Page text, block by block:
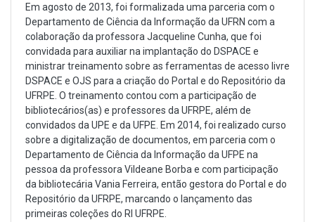
Em agosto de 2013, foi formalizada uma parceria com o
Departamento de Ciência da Informação da UFRN com a
colaboração da professora Jacqueline Cunha, que foi
convidada para auxiliar na implantação do DSPACE e
ministrar treinamento sobre as ferramentas de acesso livre
DSPACE e OJS para a criação do Portal e do Repositório da
UFRPE. O treinamento contou com a participação de
bibliotecários(as) e professores da UFRPE, além de
convidados da UPE e da UFPE. Em 2014, foi realizado curso
sobre a digitalização de documentos, em parceria com o
Departamento de Ciência da Informação da UFPE na
pessoa da professora Vildeane Borba e com participação
da bibliotecária Vania Ferreira, então gestora do Portal e do
Repositório da UFRPE, marcando o lançamento das
primeiras coleções do RI UFRPE.